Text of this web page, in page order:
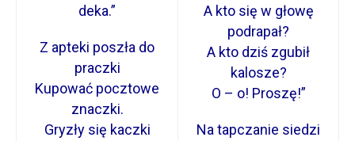
deka.”
Z apteki poszła do
praczki
Kupować pocztowe
znaczki.
Gryzły się kaczki
A kto się w głowę
podrapał?
A kto dziś zgubił
kalosze?
O – o! Proszę!”
Na tapczanie siedzi